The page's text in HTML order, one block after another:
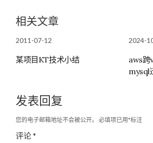
相关文章
2011-07-12
某项目KT技术小结
2024-
aws跨
mysql
发表回复
您的电子邮箱地址不会被公开。 必填项已用*标注
评论*